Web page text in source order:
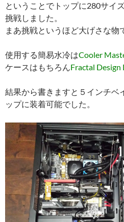
ということでトップに280サイ
挑戦しました。
まあ挑戦というほど大げさな物
使用する簡易水冷はCooler
ケースはもちろんFractal Design
結果から書きますと５インチベ
ップに装着可能でした。